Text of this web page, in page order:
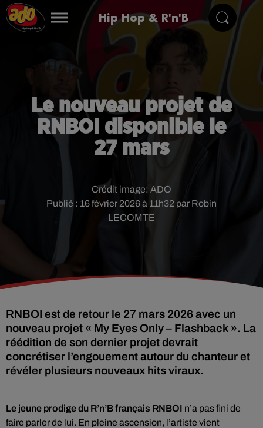
Hip Hop & R'n'B
Le nouveau projet de
RNBOI disponible le
27 mars
Publié : 16 février 2026 à 11h32 par Robin
LECOMTE
Crédit image: ADO
RNBOI est de retour le 27 mars 2026 avec un
nouveau projet « My Eyes Only – Flashback ». La
réédition de son dernier projet devrait
concrétiser l’engouement autour du chanteur et
révéler plusieurs nouveaux hits viraux.
Le jeune prodige du R’n’B français RNBOI n’a pas fini de
faire parler de lui. En pleine ascension, l’artiste vient